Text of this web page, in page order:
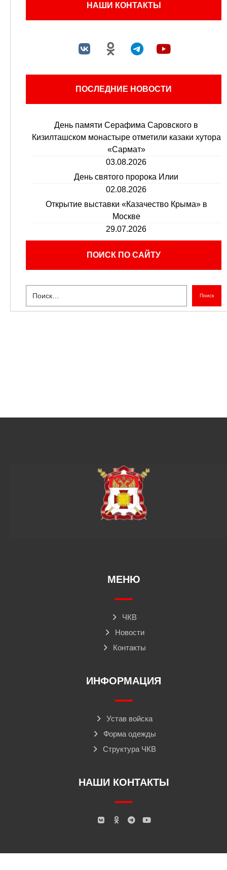
НАШИ КОНТАКТЫ
ПОСЛЕДНИЕ НОВОСТИ
День памяти Серафима Саровского в
Кизилташском монастыре отметили казаки хутора
«Сармат»
03.08.2026
День святого пророка Илии
02.08.2026
Открытие выставки «Казачество Крыма» в
Москве
29.07.2026
ПОИСК ПО САЙТУ
Поиск
МЕНЮ
ЧКВ
Новости
Контакты
ИНФОРМАЦИЯ
Устав войска
Форма одежды
Структура ЧКВ
НАШИ КОНТАКТЫ